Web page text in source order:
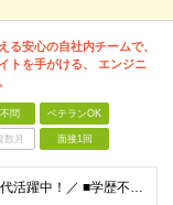
る安心の自社内チームで、
トを手がける、 エンジニ
問 ベテランOK
数月 面接1回
＼実務未経験OK・20～30代活躍中！／ ■学歴不問 ■プログラミングに少しでも触れた経験がある方 ┗言語や学習方法は不問／独学で勉強中の方も大歓迎です！ ＼こんな方にピッタリの環境です！／ ・客先